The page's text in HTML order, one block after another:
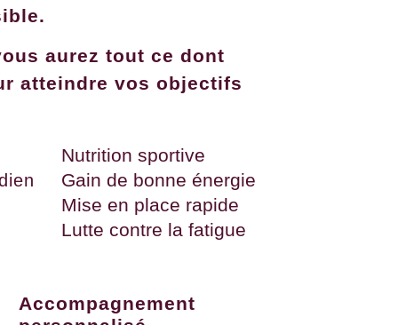
aurez tout ce dont
atteindre vos objectifs
Nutrition sportive
Gain de bonne énergie
Mise en place rapide
Lutte contre la fatigue
Accompagnement